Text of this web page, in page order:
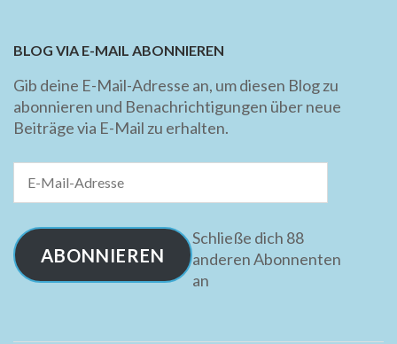
BLOG VIA E-MAIL ABONNIEREN
Gib deine E-Mail-Adresse an, um diesen Blog zu
abonnieren und Benachrichtigungen über neue
Beiträge via E-Mail zu erhalten.
Mail-
ABONNIEREN
Schließe dich 88
anderen Abonnenten
an